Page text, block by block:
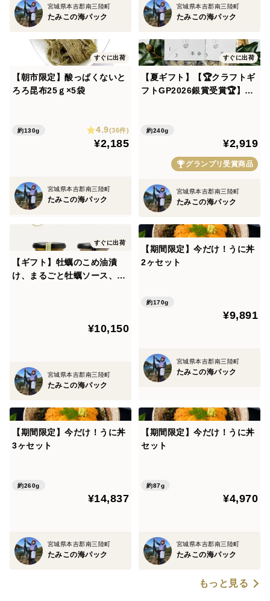
宮城県本吉郡南三陸町
たみこの海パック
宮城県本吉郡南三陸町
たみこの海パック
すぐに出荷
【朝市限定】酸っぱくないと
ろろ昆布25ｇ×5袋
約130g 4.9(36件)
¥2,185
宮城県本吉郡南三陸町
たみこの海パック
すぐに出荷
【夏ギフト】【🏆クラフトギ
フトGP2026銀賞受賞🏆】1/3
単ごちそう
約240g
¥2,919
グランプリ受賞商品
宮城県本吉郡南三陸町
たみこの海パック
すぐに出荷
【ギフト】牡蠣のこめ油漬
け、まるごと牡蠣ソース、塩
¥10,150
宮城県本吉郡南三陸町
たみこの海パック
【期間限定】今だけ！うに丼
2ヶセット
約170g
¥9,891
宮城県本吉郡南三陸町
たみこの海パック
【期間限定】今だけ！うに丼
3ヶセット
約260g
¥14,837
宮城県本吉郡南三陸町
たみこの海パック
【期間限定】今だけ！うに丼
セット
約87g
¥4,970
宮城県本吉郡南三陸町
たみこの海パック
もっと見る